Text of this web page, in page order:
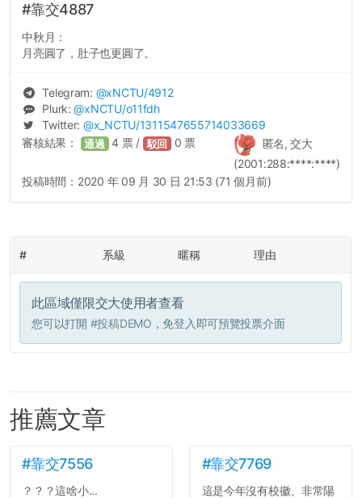
#靠交4887
中秋月：
月亮圓了，肚子也更圓了。
Telegram: @xNCTU/4912
Plurk:@xNCTU/o11fdh
Twitter: @x_NCTU/1311547655714033669
匿名, 交大
(2001:288:****:****)
審核結果： 通過 4 票 / 駁回 0 票
投稿時間： 2020 年 09 月 30 日 21:53 (71 個月前)
# 系級 暱稱 理由
此區域僅限交大使用者查看
您可以打開 #投稿DEMO ，免登入即可預覽投票介面
推薦文章
#靠交7556
？？？這啥小...
#靠交7769
這是今年沒有校徽、非常陽